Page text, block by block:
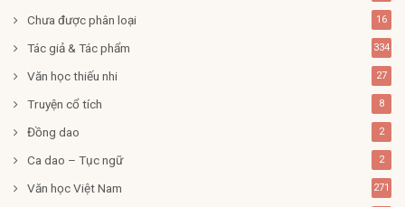
Chưa được phân loại 16
Tác giả & Tác phẩm 334
Văn học thiếu nhi 27
Truyện cổ tích 8
Đồng dao 2
Ca dao – Tục ngữ 2
Văn học Việt Nam 271